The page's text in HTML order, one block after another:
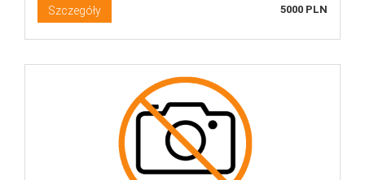
Szczegóły 5000 PLN